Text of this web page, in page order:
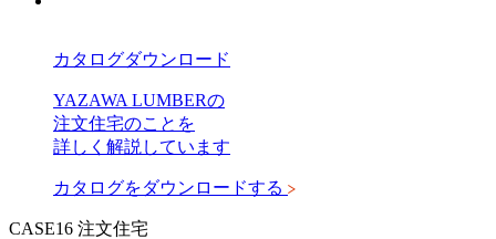
カタログダウンロード
YAZAWA LUMBERの
注文住宅のことを
詳しく解説しています
カタログをダウンロードする
CASE16 注文住宅